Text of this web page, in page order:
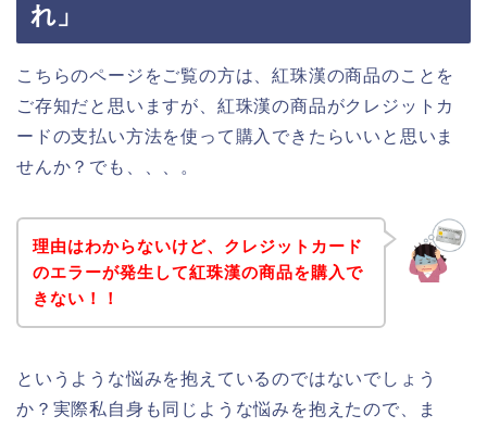
れ」
こちらのページをご覧の方は、紅珠漢の商品のことを
ご存知だと思いますが、紅珠漢の商品がクレジットカ
ードの支払い方法を使って購入できたらいいと思いま
せんか？でも、、、。
理由はわからないけど、クレジットカード
のエラーが発生して紅珠漢の商品を購入で
きない！！
というような悩みを抱えているのではないでしょう
か？実際私自身も同じような悩みを抱えたので、ま